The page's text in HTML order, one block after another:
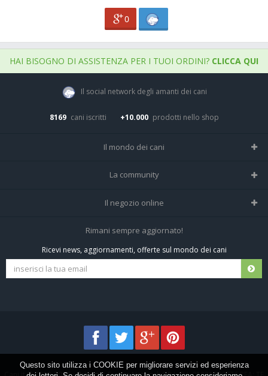
0
HAI BISOGNO DI ASSISTENZA PER I TUOI ORDINI? CLICCA QUI
Il social network degli amanti dei cani
8169 cani iscritti +10.000 prodotti nello shop
Il mondo dei cani
Tutte le razze
La community
Home
Tutti i cani iscritti
Il negozio online
Negozio per cani
Spedizioni e resi
Rimani sempre aggiornato!
Ricevi news, aggiornamenti, offerte sul mondo dei cani
Questo sito utilizza i COOKIE per migliorare servizi ed esperienza